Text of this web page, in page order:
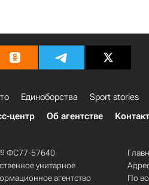
Единоборства Sport stories
центр Об агентстве
№ ФС77-57640
унитарное
агентство
По